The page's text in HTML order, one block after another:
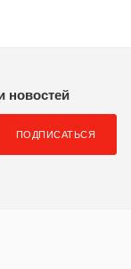
новостей
ПОДПИСАТЬСЯ